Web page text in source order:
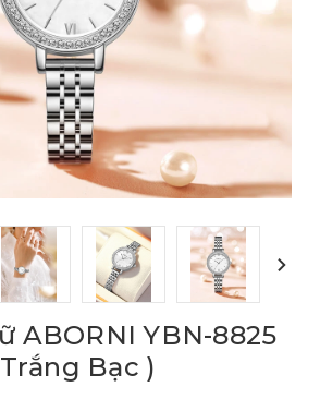
ABORNI YBN-8825
Bạc )